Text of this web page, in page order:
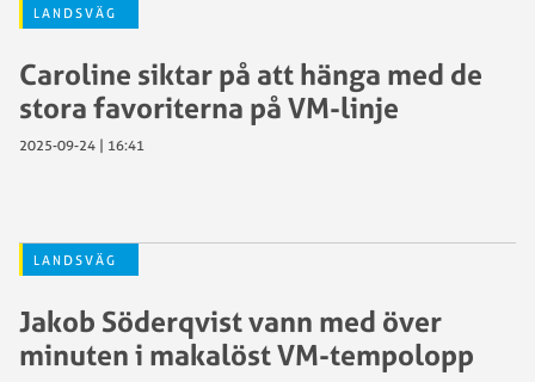
LANDSVÄG
Caroline siktar på att hänga med de
stora favoriterna på VM-linje
2025-09-24 | 16:41
LANDSVÄG
Jakob Söderqvist vann med över
minuten i makalöst VM-tempolopp